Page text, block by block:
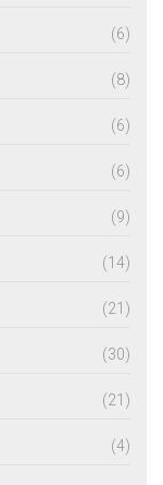
(6)
(8)
(6)
(6)
(9)
(14)
(21)
(30)
(21)
(4)